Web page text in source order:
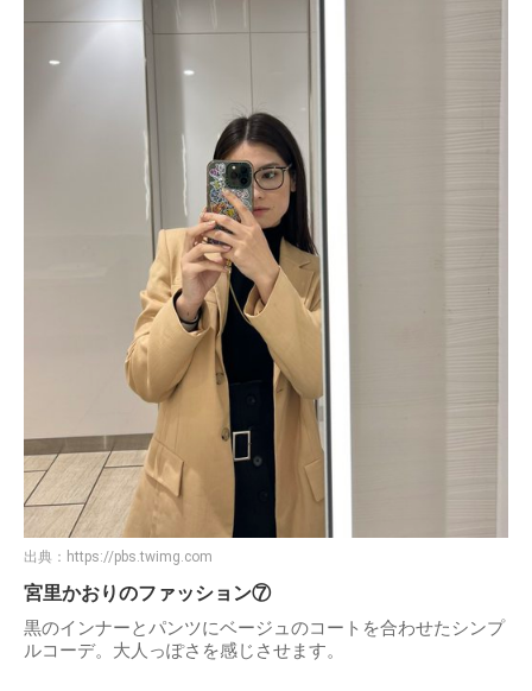
出典： https://pbs.twimg.com
宮里かおりのファッション⑦
黒のインナーとパンツにベージュのコートを合わせたシンプ
ルコーデ。大人っぽさを感じさせます。